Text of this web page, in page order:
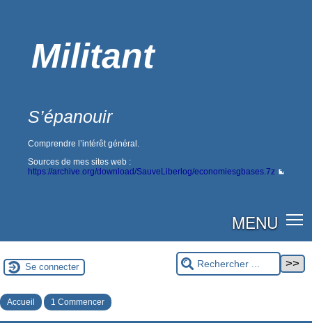
Militant
S’épanouir
Comprendre l’intérêt général.
Sources de mes sites web :
https://archive.org/download/SauveLiberlog/economiesgbases.7z
MENU
Se connecter
Accueil 1 Commencer